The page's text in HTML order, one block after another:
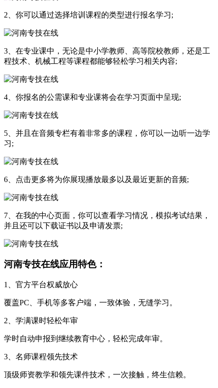
2、你可以通过选择培训课程的类型进行报名学习;
3、在专业课中，无论是中小学教师、高等院校教师，还是工
程技术、机械工程等课程都能够轻松学习相关内容;
4、你报名的公需课和专业课将会在学习页面中呈现;
5、并且在音频专栏有着非常多的课程，你可以一边听一边学
习;
6、点击更多将为你展现播放最多以及最近更新的音频;
7、在我的中心页面，你可以查看学习情况，模拟考试结果，
并且还可以下载证书以及申请发票;
河南专技在线应用特色：
1、官方平台权威放心
覆盖PC、手机等多客户端，一致体验，无缝学习。
2、学满课时轻松年审
学时自动申报到继续教育中心，轻松完成年审。
3、名师课程领先技术
顶级师资教学和领先课件技术，一次接触，终生信赖。